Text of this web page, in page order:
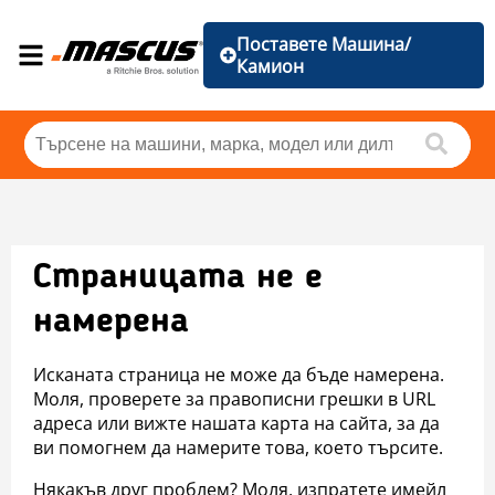
Поставете Машина/
Камион
Страницата не е
намерена
Исканата страница не може да бъде намерена.
Моля, проверете за правописни грешки в URL
адреса или вижте нашата карта на сайта, за да
ви помогнем да намерите това, което търсите.
Някакъв друг проблем? Моля, изпратете имейл